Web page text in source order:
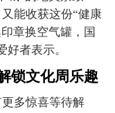
能收获这份“健康
章换空气罐，国
者表示。
锁文化周乐趣
多惊喜等待解